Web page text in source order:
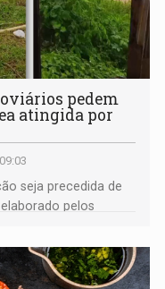
pedem
atingida por
seja precedida de
pelos